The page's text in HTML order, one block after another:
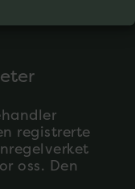
registrerte
oss. Den